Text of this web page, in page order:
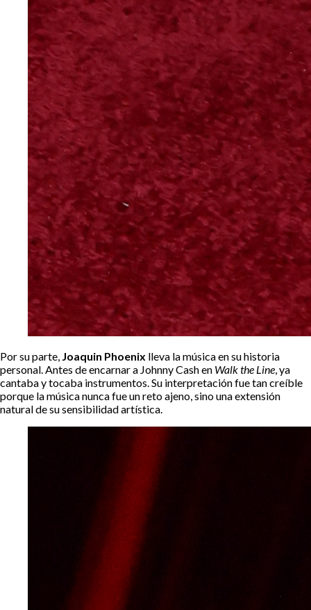
Por su parte, Joaquin Phoenix lleva la música en su historia
personal. Antes de encarnar a Johnny Cash en Walk the Line, ya
cantaba y tocaba instrumentos. Su interpretación fue tan creíble
porque la música nunca fue un reto ajeno, sino una extensión
natural de su sensibilidad artística.